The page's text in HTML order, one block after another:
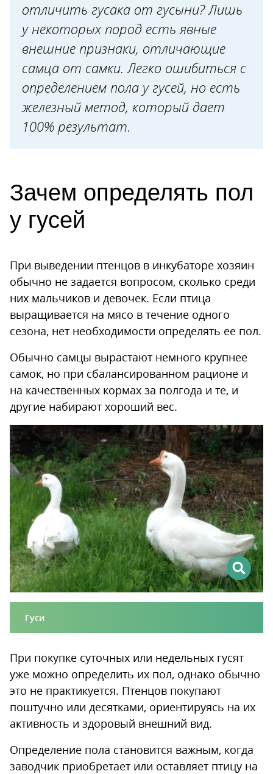
Как определить пол взрослых
гусей по внешним признакам
Размер
Внешние признаки
Голос
Поведение
отличить гусака от гусыни? Лишь
у некоторых пород есть явные
внешние признаки, отличающие
самца от самки. Легко ошибиться с
определением пола у гусей, но есть
железный метод, который дает
100% результат.
Зачем определять пол
у гусей
При выведении птенцов в инкубаторе хозяин
обычно не задается вопросом, сколько среди
них мальчиков и девочек. Если птица
выращивается на мясо в течение одного
сезона, нет необходимости определять ее пол.
Обычно самцы вырастают немного крупнее
самок, но при сбалансированном рационе и
на качественных кормах за полгода и те, и
другие набирают хороший вес.
Гуси
При покупке суточных или недельных гусят
уже можно определить их пол, однако обычно
это не практикуется. Птенцов покупают
поштучно или десятками, ориентируясь на их
активность и здоровый внешний вид.
Определение пола становится важным, когда
заводчик приобретает или оставляет птицу на